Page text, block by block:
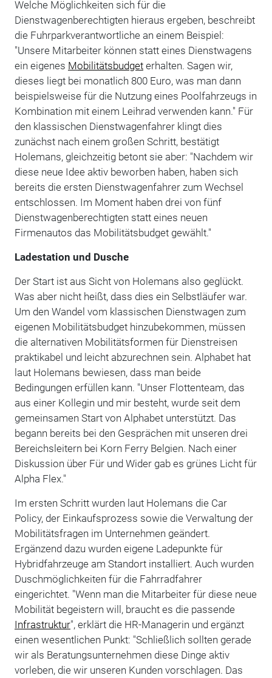
Welche Möglichkeiten sich für die
Dienstwagenberechtigten hieraus ergeben, beschreibt
die Fuhrparkverantwortliche an einem Beispiel:
"Unsere Mitarbeiter können statt eines Dienstwagens
ein eigenes Mobilitätsbudgeterhalten. Sagen wir,
dieses liegt bei monatlich 800 Euro, was man dann
beispielsweise für die Nutzung eines Poolfahrzeugs in
Kombination mit einem Leihrad verwenden kann." Für
den klassischen Dienstwagenfahrer klingt dies
zunächst nach einem großen Schritt, bestätigt
Holemans, gleichzeitig betont sie aber: "Nachdem wir
diese neue Idee aktiv beworben haben, haben sich
bereits die ersten Dienstwagenfahrer zum Wechsel
entschlossen. Im Moment haben drei von fünf
Dienstwagenberechtigten statt eines neuen
Firmenautos das Mobilitätsbudget gewählt."
Ladestation und Dusche
Der Start ist aus Sicht von Holemans also geglückt.
Was aber nicht heißt, dass dies ein Selbstläufer war.
Um den Wandel vom klassischen Dienstwagen zum
eigenen Mobilitätsbudget hinzubekommen, müssen
die alternativen Mobilitätsformen für Dienstreisen
praktikabel und leicht abzurechnen sein. Alphabet hat
laut Holemans bewiesen, dass man beide
Bedingungen erfüllen kann. "Unser Flottenteam, das
aus einer Kollegin und mir besteht, wurde seit dem
gemeinsamen Start von Alphabet unterstützt. Das
begann bereits bei den Gesprächen mit unseren drei
Bereichsleitern bei Korn Ferry Belgien. Nach einer
Diskussion über Für und Wider gab es grünes Licht für
Alpha Flex."
Im ersten Schritt wurden laut Holemans die Car
Policy, der Einkaufsprozess sowie die Verwaltung der
Mobilitätsfragen im Unternehmen geändert.
Ergänzend dazu wurden eigene Ladepunkte für
Hybridfahrzeuge am Standort installiert. Auch wurden
Duschmöglichkeiten für die Fahrradfahrer
eingerichtet. "Wenn man die Mitarbeiter für diese neue
Mobilität begeistern will, braucht es die passende
Infrastruktur", erklärt die HR-Managerin und ergänzt
einen wesentlichen Punkt: "Schließlich sollten gerade
wir als Beratungsunternehmen diese Dinge aktiv
vorleben, die wir unseren Kunden vorschlagen. Das